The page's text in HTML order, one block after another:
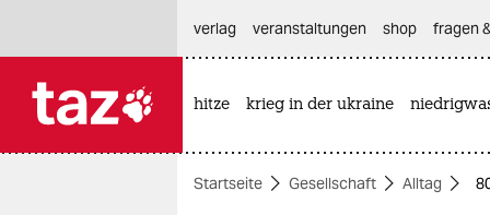
themen
verlag
veranstaltungen shop fragen
hitze krieg in der ukraine
Startseite Gesellschaft Alltag